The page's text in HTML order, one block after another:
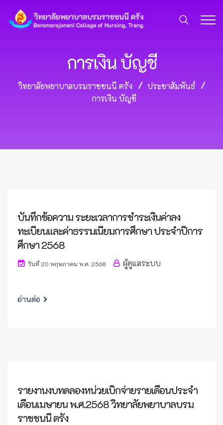
การเงิน บัญชี
วิทยาลัยพยาบาลบรมราชชนนี ตรัง
ประชาสัมพันธ์
การเงิน บัญชี
บันทึกข้อความ ระยะเวลาการชำระเงินค่าลง
ทะเบียนและค่าธรรมเนียมการศึกษา ประจำปีการ
ศึกษา 2568
วันที่ 20 พฤษภาคม พ.ศ. 2568 ผู้ดูแลระบบ
อ่านต่อ
รายงานงบทดลองหน่วยเบิกจ่ายรายเดือนประจำ
เดือนเมษายน พ.ศ.2568 วิทยาลัยพยาบาลบรม
ราชชนนี ตรัง